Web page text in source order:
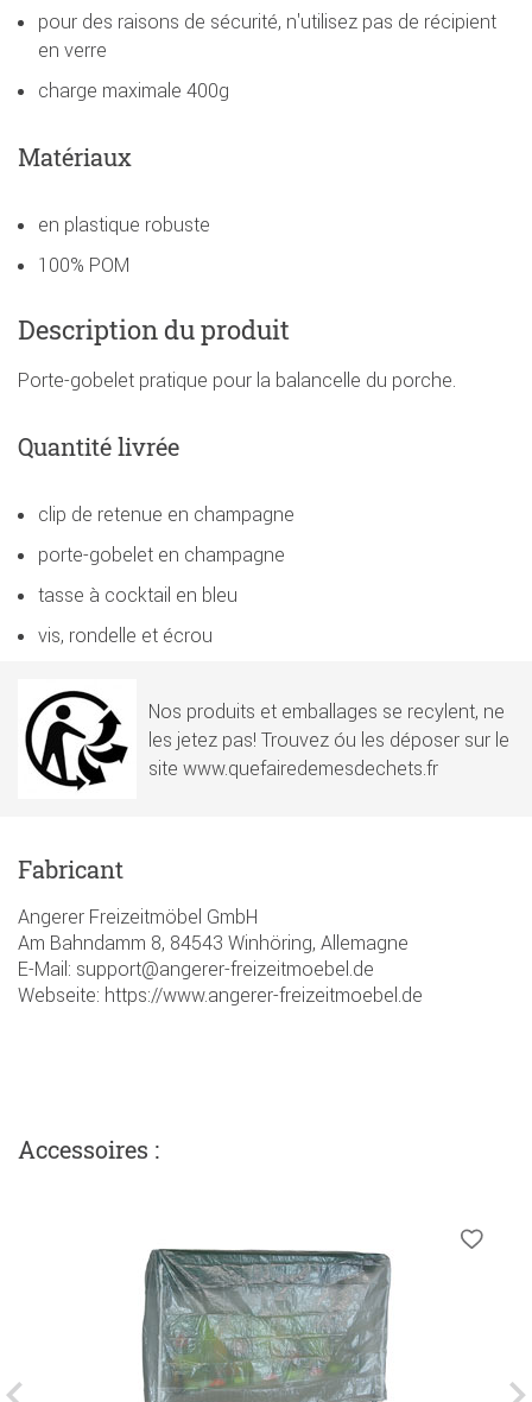
pour des raisons de sécurité, n'utilisez pas de récipient
en verre
charge maximale 400g
Matériaux
en plastique robuste
100% POM
Description du produit
Porte-gobelet pratique pour la balancelle du porche.
Quantité livrée
clip de retenue en champagne
porte-gobelet en champagne
tasse à cocktail en bleu
vis, rondelle et écrou
Nos produits et emballages se recylent, ne
les jetez pas! Trouvez óu les déposer sur le
site www.quefairedemesdechets.fr
Fabricant
Angerer Freizeitmöbel GmbH
Am Bahndamm 8, 84543 Winhöring, Allemagne
E-Mail: support@angerer-freizeitmoebel.de
Webseite: https://www.angerer-freizeitmoebel.de
Accessoires :